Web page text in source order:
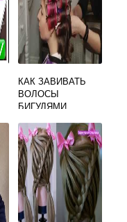
КАК ЗАВИВАТЬ
ВОЛОСЫ
БИГУДЯМИ